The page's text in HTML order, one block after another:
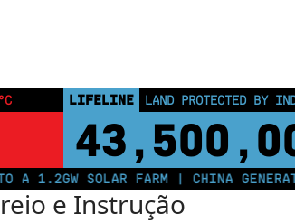
LIFELINE LAND PROTECTED BY
SOLAR FARM | CHINA
e Instrução